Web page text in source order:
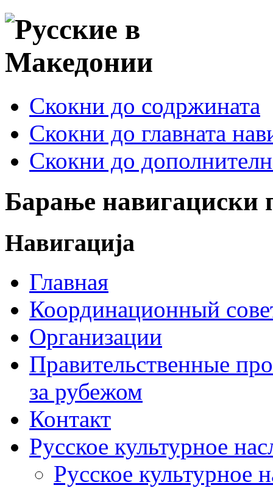
Скокни до содржината
Скокни до главната
Скокни до
Барање навигациски
Навигација
Главная
Координационный
Организации
Правительственные
за рубежом
Контакт
Русское культурное
Русское культурное